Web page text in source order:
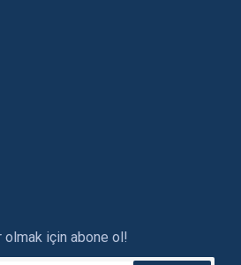
olmak için abone ol!